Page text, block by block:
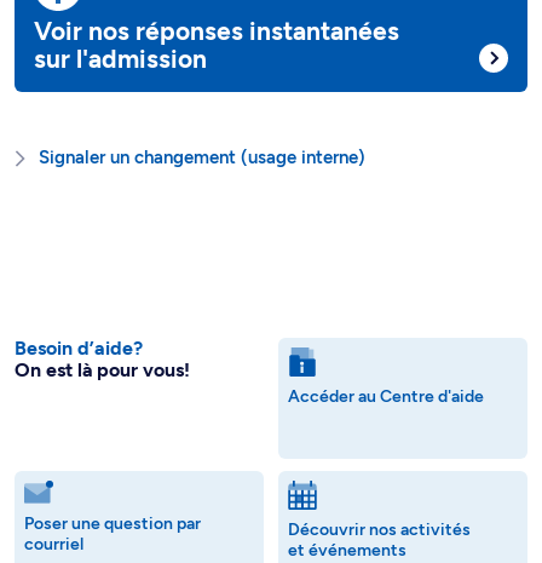
Voir nos réponses instantanées
sur l'admission
Signaler un changement (usage interne)
Besoin d’aide?
On est là pour vous!
Accéder au Centre d'aide
Poser une question par
courriel
Découvrir nos activités
et événements